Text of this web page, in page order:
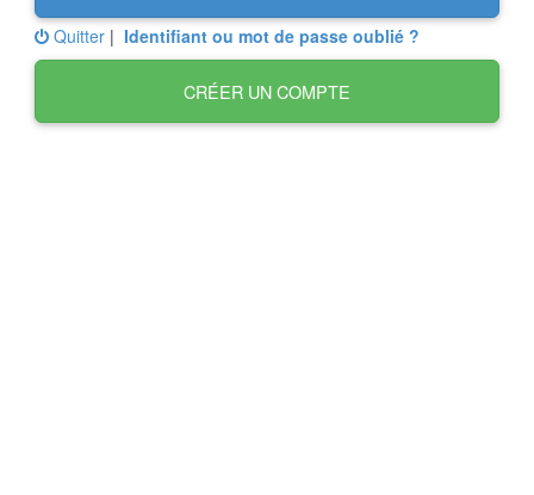
Quitter | Identifiant ou mot de passe oublié ?
CRÉER UN COMPTE